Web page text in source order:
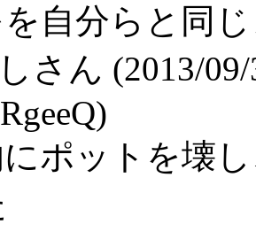
自分らと同
さん (2013/
にポットを壊